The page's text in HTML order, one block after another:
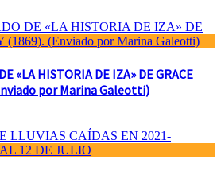
«LA HISTORIA DE IZA» DE GRACE
por Marina Galeotti)